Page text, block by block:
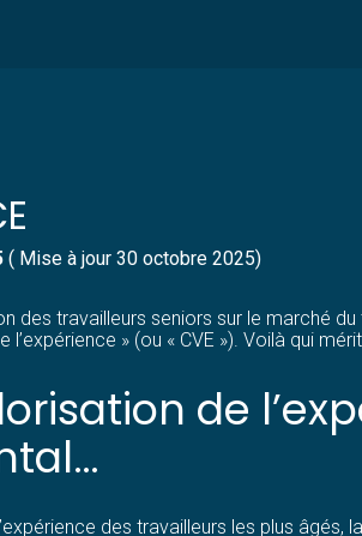
DES SENIORS : UN
( Mise à jour 30 octobre 2025)
des travailleurs seniors sur le marché
» (ou « CVE »). Voilà qui
de
des travailleurs les plus